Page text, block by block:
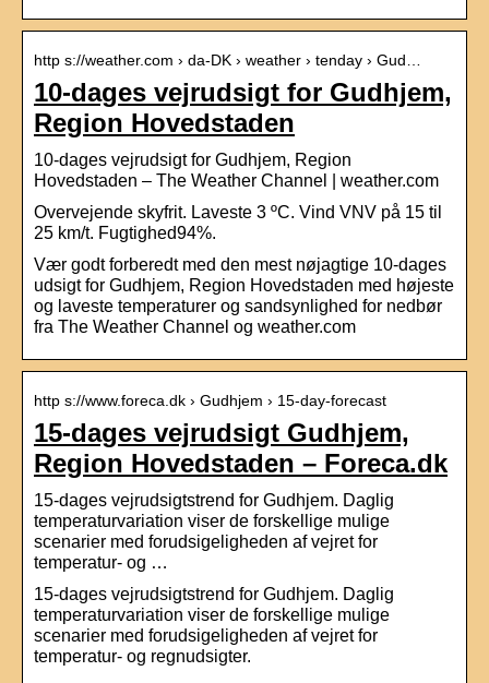
http s://weather.com › da-DK › weather › tenday › Gud…
10-dages vejrudsigt for Gudhjem,
Region Hovedstaden
10-dages vejrudsigt for Gudhjem, Region
Hovedstaden – The Weather Channel | weather.com
Overvejende skyfrit. Laveste 3 ºC. Vind VNV på 15 til
25 km/t. Fugtighed94%.
Vær godt forberedt med den mest nøjagtige 10-dages
udsigt for Gudhjem, Region Hovedstaden med højeste
og laveste temperaturer og sandsynlighed for nedbør
fra The Weather Channel og weather.com
http s://www.foreca.dk › Gudhjem › 15-day-forecast
15-dages vejrudsigt Gudhjem,
Region Hovedstaden – Foreca.dk
15-dages vejrudsigtstrend for Gudhjem. Daglig
temperaturvariation viser de forskellige mulige
scenarier med forudsigeligheden af vejret for
temperatur- og …
15-dages vejrudsigtstrend for Gudhjem. Daglig
temperaturvariation viser de forskellige mulige
scenarier med forudsigeligheden af vejret for
temperatur- og regnudsigter.